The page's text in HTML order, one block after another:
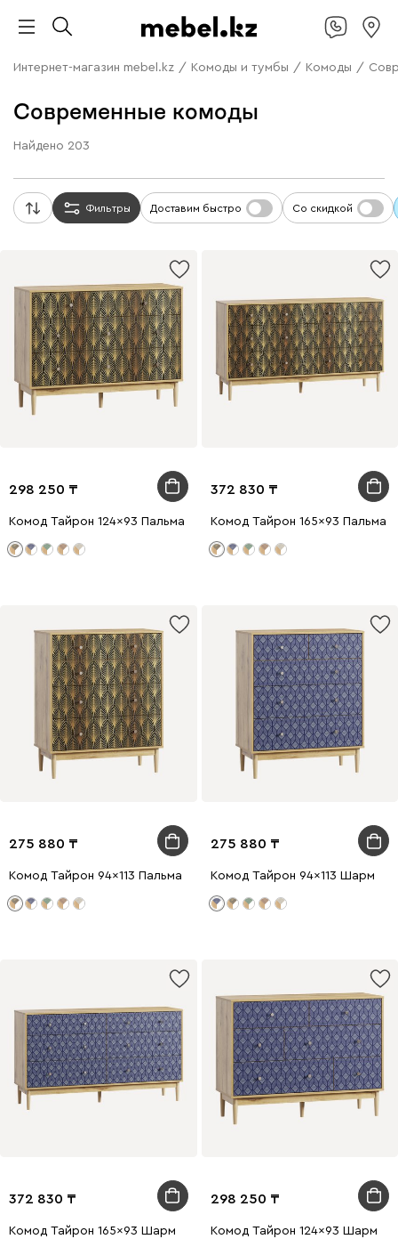
Интернет-магазин mebel.kz / Комоды и тумбы / Комоды /
Современные комоды
Найдено 203
Фильтры Доставим быстро Со скидкой
298 250
Комод Тайрон 124x93 Пальма ​
372 830
Комод Тайрон 165x93 Пальма ​
275 880
Комод Тайрон 94x113 Пальма ​
275 880
Комод Тайрон 94x113 Шарм ​
372 830
Комод Тайрон 165x93 Шарм ​
298 250
Комод Тайрон 124x93 Шарм ​